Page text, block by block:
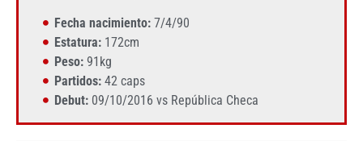
Fecha nacimiento:7/4/90
Estatura:172cm
Peso:91kg
Partidos:42 caps
Debut:09/10/2016 vs República Checa